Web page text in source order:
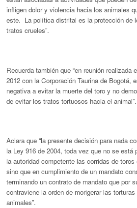
infligen dolor y violencia hacia los animales
este. La política distrital es la protección de
tratos crueles”.
Recuerda también que “en reunión realizada
2012 con la Corporación Taurina de Bogotá,
negativa a evitar la muerte del toro y no
de evitar los tratos tortuosos hacia el animal”.
Aclara que “la presente decisión para nada
la Ley 916 de 2004, toda vez que no se está
la autoridad competente las corridas de
sino que en cumplimiento de un mandato
terminando un contrato de mandato que por
contraviene la orden de morigerar las
animales”.